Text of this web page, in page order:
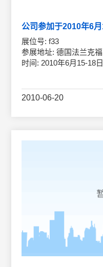
展位号: f33
参展地址: 德国法兰克福
时间: 2010年6月15-18日
2010-06-20